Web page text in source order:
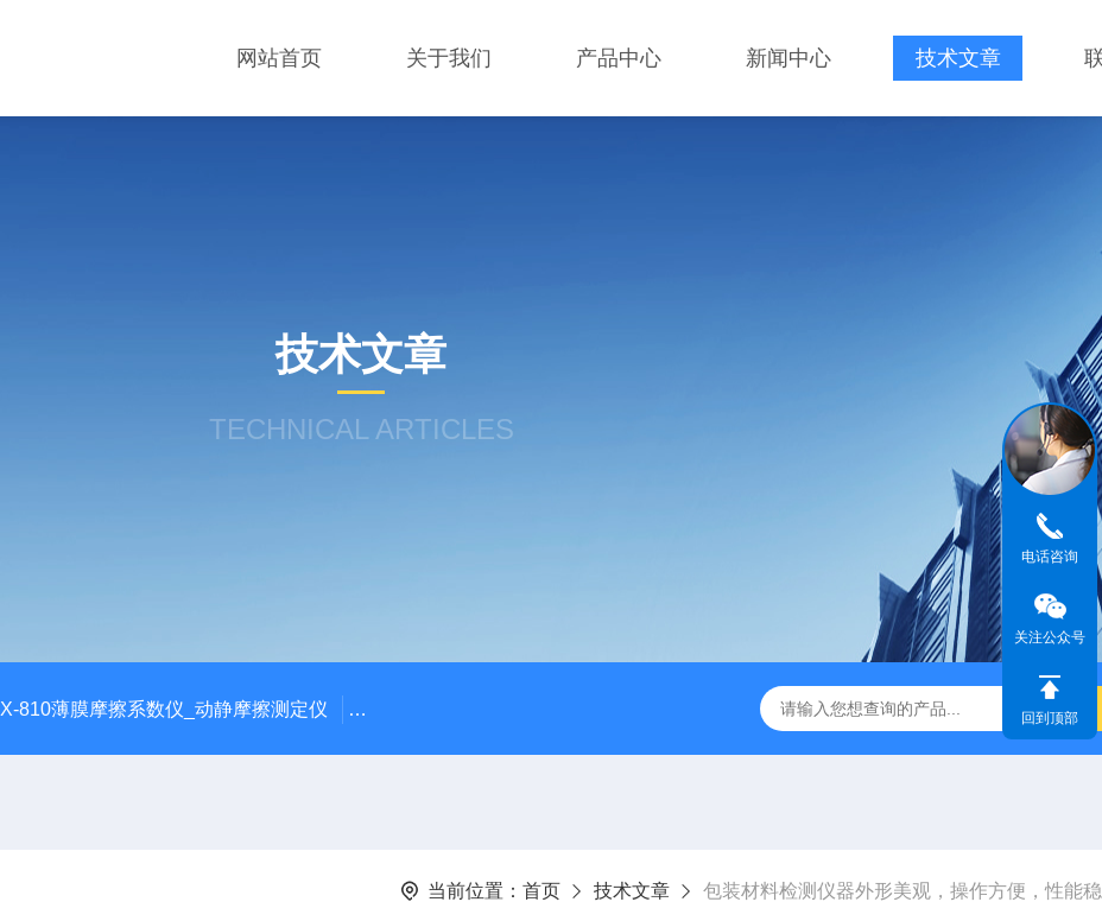
网站首页 关于我们 产品中心 新闻中心 技术文章
技术文章
TECHNICAL ARTICLES
X-810薄膜摩擦系数仪_动静摩擦测定仪 SCK-H玻璃瓶耐热冲击检测仪 赛成仪器 密封测漏仪 密封检测设备 NJY-H5全自
当前位置： 首页 技术文章 包装材料检测仪器外形美观，操作方便，性能
电话咨询
关注公众号
回到顶部